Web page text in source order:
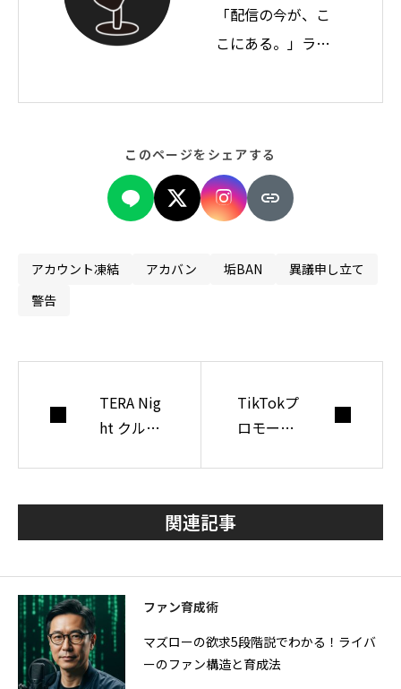
「配信の今が、こ
こにある。」ライ
つなぐ、ライブ配
このページをシェアする
アカウント凍結 アカバン 垢BAN
異議申し立て
警告
TERA Nig
ht クルー
oduce by
いたしま
した。
TikTokプ
ロモート
を加速す
定方法
関連記事
ファン育成術
マズローの欲求5段階説でわかる！ライバ
ーのファン構造と育成法